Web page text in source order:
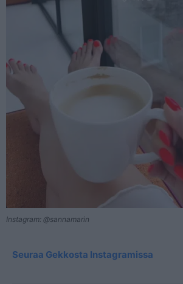
Instagram: @sannamarin
Seuraa Gekkosta Instagramissa